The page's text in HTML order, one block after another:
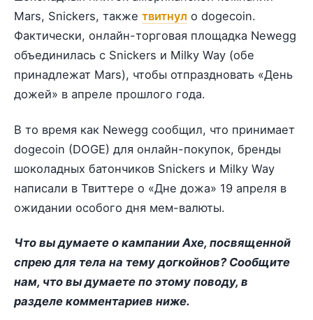
Mars, Snickers, также твитнул о dogecoin.
Фактически, онлайн-торговая площадка Newegg
объединилась с Snickers и Milky Way (обе
принадлежат Mars), чтобы отпраздновать «День
дожей» в апреле прошлого года.
В то время как Newegg сообщил, что принимает
dogecoin (DOGE) для онлайн-покупок, бренды
шоколадных батончиков Snickers и Milky Way
написали в Твиттере о «Дне дожа» 19 апреля в
ожидании особого дня мем-валюты.
Что вы думаете о кампании Axe, посвященной
спрею для тела на тему догкойнов? Сообщите
нам, что вы думаете по этому поводу, в
разделе комментариев ниже.